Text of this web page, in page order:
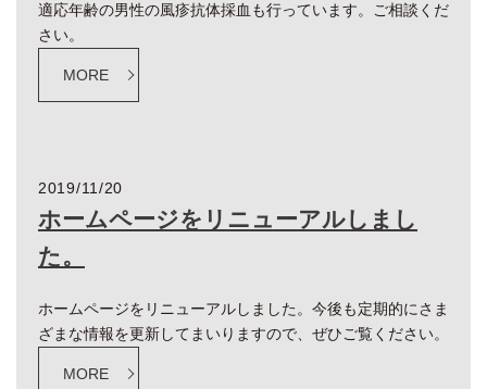
適応年齢の男性の風疹抗体採血も行っています。ご相談くだ
さい。
MORE
2019/11/20
ホームページをリニューアルしまし
た。
ホームページをリニューアルしました。今後も定期的にさま
ざまな情報を更新してまいりますので、ぜひご覧ください。
MORE